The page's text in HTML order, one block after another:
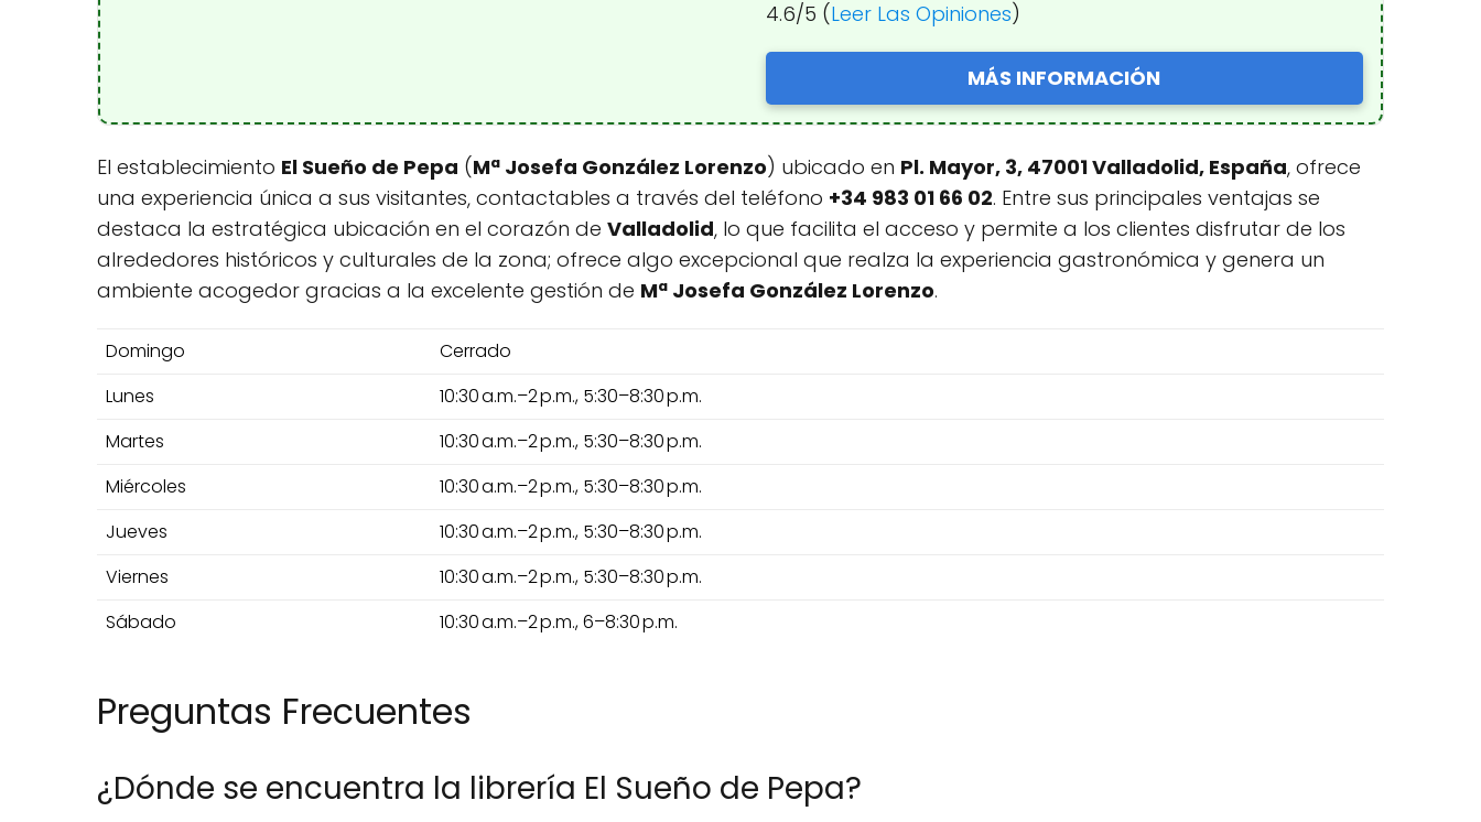
4.6/5 (Leer Las Opiniones)
MÁS INFORMACIÓN
El establecimiento El Sueño de Pepa (Mª Josefa González Lorenzo) ubicado en Pl. Mayor, 3, 47001 Valladolid, España, ofrece
una experiencia única a sus visitantes, contactables a través del teléfono +34 983 01 66 02. Entre sus principales ventajas se
destaca la estratégica ubicación en el corazón de Valladolid, lo que facilita el acceso y permite a los clientes disfrutar de los
alrededores históricos y culturales de la zona; ofrece algo excepcional que realza la experiencia gastronómica y genera un
ambiente acogedor gracias a la excelente gestión de Mª Josefa González Lorenzo.
Domingo
Cerrado
Lunes
10:30 a.m.–2 p.m., 5:30–8:30 p.m.
Martes
10:30 a.m.–2 p.m., 5:30–8:30 p.m.
Miércoles
10:30 a.m.–2 p.m., 5:30–8:30 p.m.
Jueves
10:30 a.m.–2 p.m., 5:30–8:30 p.m.
Viernes
10:30 a.m.–2 p.m., 5:30–8:30 p.m.
Sábado
10:30 a.m.–2 p.m., 6–8:30 p.m.
Preguntas Frecuentes
¿Dónde se encuentra la librería El Sueño de Pepa?